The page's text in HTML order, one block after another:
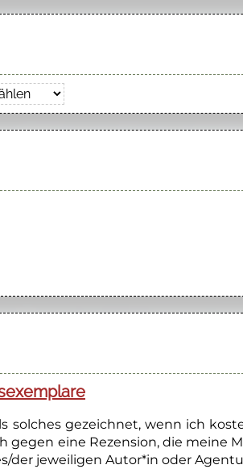
solches gezeichnet, wenn ich
gegen eine Rezension, die meine
der jeweiligen Autor*in oder